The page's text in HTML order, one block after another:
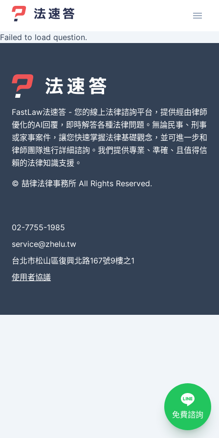
Failed to load question.
FastLaw法速答 - 您的線上法律諮詢平台，提供經由律師
優化的AI回覆，即時解答各種法律問題。無論民事、刑事
或家事案件，讓您快速掌握法律基礎觀念，並可進一步和
律師團隊進行詳細諮詢。我們提供專業、準確、且值得信
賴的法律知識支援。
© 喆律法律事務所 All Rights Reserved.
02-7755-1985
service@zhelu.tw
台北市松山區復興北路167號9樓之1
使用者協議
免費諮詢